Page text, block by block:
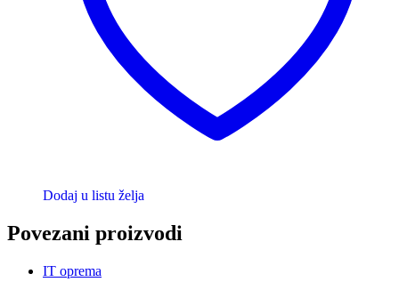
Dodaj u listu želja
Povezani proizvodi
IT oprema